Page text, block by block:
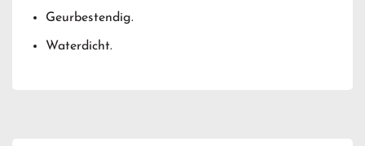
Geurbestendig.
Waterdicht.